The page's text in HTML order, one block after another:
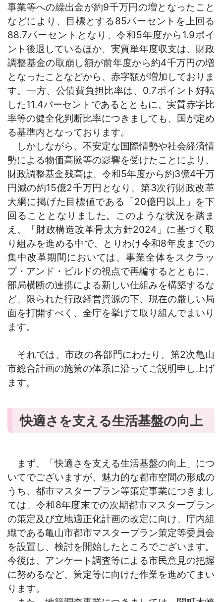
事業等への繰出金が約9千万円の増となったこと
などにより、目標とする85パーセントを上回る
88.7パーセントとなり、令和5年度から1.9ポイ
ント後退しているほか、実質単年度収支は、財政
調整基金の取崩し額が前年度から約4千万円の増
となったことなどから、赤字額が増加しておりま
す。一方、公債費負担比率は、 0.7ポイント好転
した11.4パーセントであるとともに、実質赤字比
率等の健全化判断比率につきましても、国が定め
る基準内となっております。
しかしながら、不安定な国際情勢や社会経済情
勢による物価高騰等の影響を受けたことにより、
財政調整基金残高は、令和5年度から約3億4千万
円減の約15億2千万円となり、第3次行財政改革
大綱に掲げた目標値である「20億円以上」を下
回ることとなりました。このような状況を踏ま
え、「財政構造改革骨太方針2024」に基づく取
り組みを進める中で、とりわけ令和8年度までの
集中改革期間においては、事業全体をスクラッ
プ・アンド・ビルドの視点で再編するとともに、
部局横断の連携による新しい仕組みを構築するな
ど、限られた行政経営資源の下、現在の厳しい局
面を打開すべく、全庁を挙げて取り組んでまいり
ます。
それでは、市政の各部門にわたり、第2次亀山
市総合計画の施策の体系に沿ってご説明申し上げ
ます。
快適さを支える生活基盤の向上
まず、「快適さを支える生活基盤の向上」につ
いてでございますが、魅力的な都市空間の形成の
うち、都市マスタープラン等策定事業につきまし
ては、令和8年度末での次期都市マスタープラン
の策定及び立地適正化計画の改定に向け、庁内組
織である亀山市都市マスタープラン策定等委員会
を設置し、検討を開始したところでございます。
今後は、アンケート調査等による市民意見の把握
に努めるなど、策定等に向けた作業を進めてまい
ります。